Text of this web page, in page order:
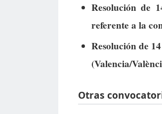
Resolución de
referente a la
Resolución de
(Valencia/
Otras